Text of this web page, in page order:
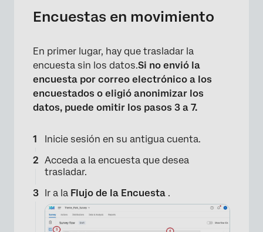
Encuestas en movimiento
En primer lugar, hay que trasladar la
encuesta sin los datos.Si no envió la
encuesta por correo electrónico a los
encuestados o eligió anonimizar los
datos, puede omitir los pasos 3 a 7.
Inicie sesión en su antigua cuenta.
Acceda a la encuesta que desea
trasladar.
Ir a la Flujo de la Encuesta .